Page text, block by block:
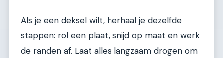
Als je een deksel wilt, herhaal je dezelfde
stappen: rol een plaat, snijd op maat en werk
de randen af. Laat alles langzaam drogen om